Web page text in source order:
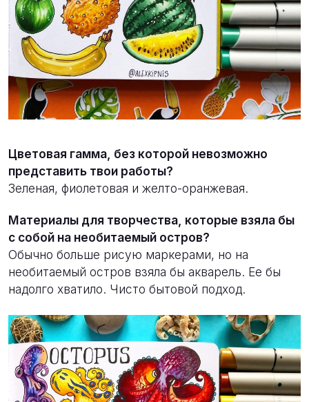
Цветовая гамма, без которой невозможно
представить твои работы?
Зеленая, фиолетовая и желто-оранжевая.
Материалы для творчества, которые взяла бы
с собой на необитаемый остров?
Обычно больше рисую маркерами, но на
необитаемый остров взяла бы акварель. Ее бы
надолго хватило. Чисто бытовой подход.